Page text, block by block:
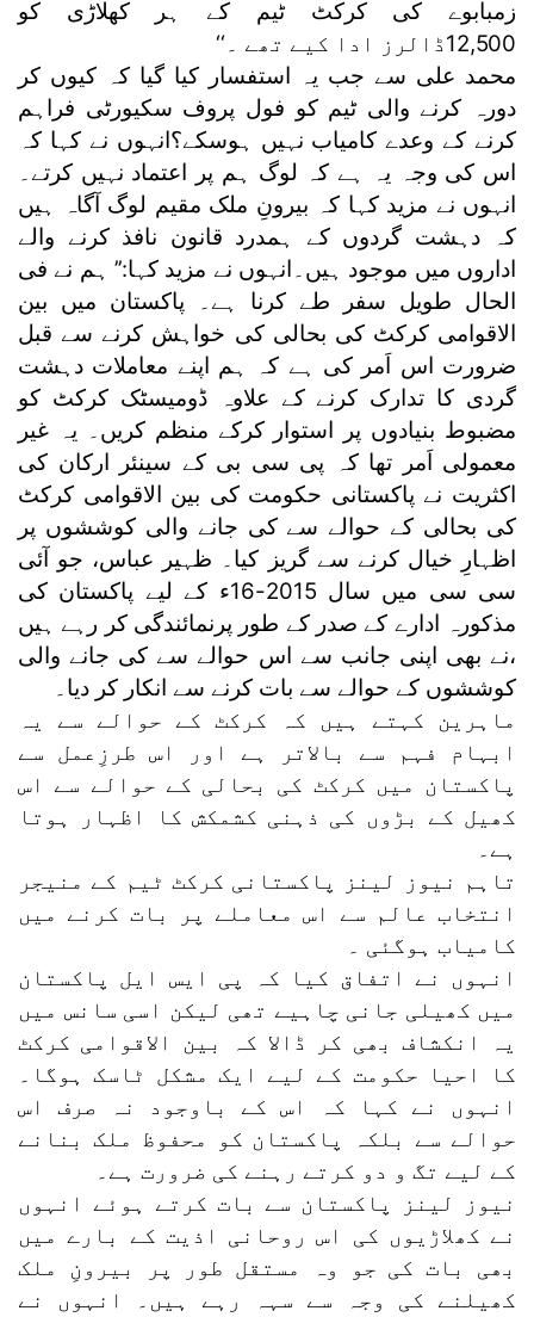
زمبابوے کی کرکٹ ٹیم کے ہر کھلاڑی کو
12,500ڈالرز ادا کیے تھے ۔‘‘
محمد علی سے جب یہ استفسار کیا گیا کہ کیوں کر
دورہ کرنے والی ٹیم کو فول پروف سکیورٹی فراہم
کرنے کے وعدے کامیاب نہیں ہوسکے؟انہوں نے کہا کہ
اس کی وجہ یہ ہے کہ لوگ ہم پر اعتماد نہیں کرتے۔
انہوں نے مزید کہا کہ بیرونِ ملک مقیم لوگ آگاہ ہیں
کہ دہشت گردوں کے ہمدرد قانون نافذ کرنے والے
اداروں میں موجود ہیں۔انہوں نے مزید کہا:’’ ہم نے فی
الحال طویل سفر طے کرنا ہے۔ پاکستان میں بین
الاقوامی کرکٹ کی بحالی کی خواہش کرنے سے قبل
ضرورت اس اَمر کی ہے کہ ہم اپنے معاملات دہشت
گردی کا تدارک کرنے کے علاوہ ڈومیسٹک کرکٹ کو
مضبوط بنیادوں پر استوار کرکے منظم کریں۔ یہ غیر
معمولی اَمر تھا کہ پی سی بی کے سینئر ارکان کی
اکثریت نے پاکستانی حکومت کی بین الاقوامی کرکٹ
کی بحالی کے حوالے سے کی جانے والی کوششوں پر
اظہارِ خیال کرنے سے گریز کیا۔ ظہیر عباس، جو آئی
سی سی میں سال 2015-16ء کے لیے پاکستان کی
مذکورہ ادارے کے صدر کے طور پرنمائندگی کر رہے ہیں
،نے بھی اپنی جانب سے اس حوالے سے کی جانے والی
کوششوں کے حوالے سے بات کرنے سے انکار کر دیا۔
ماہرین کہتے ہیں کہ کرکٹ کے حوالے سے یہ
ابہام فہم سے بالاتر ہے اور اس طرزِعمل سے
پاکستان میں کرکٹ کی بحالی کے حوالے سے اس
کھیل کے بڑوں کی ذہنی کشمکش کا اظہار ہوتا
ہے۔
تاہم نیوز لینز پاکستانی کرکٹ ٹیم کے منیجر
انتخاب عالم سے اس معاملے پر بات کرنے میں
کامیاب ہوگئی ۔
انہوں نے اتفاق کیا کہ پی ایس ایل پاکستان
میں کھیلی جانی چاہیے تھی لیکن اسی سانس میں
یہ انکشاف بھی کر ڈالا کہ بین الاقوامی کرکٹ
کا احیا حکومت کے لیے ایک مشکل ٹاسک ہوگا۔
انہوں نے کہا کہ اس کے باوجود نہ صرف اس
حوالے سے بلکہ پاکستان کو محفوظ ملک بنانے
کے لیے تگ و دو کرتے رہنے کی ضرورت ہے۔
نیوز لینز پاکستان سے بات کرتے ہوئے انہوں
نے کھلاڑیوں کی اس روحانی اذیت کے بارے میں
بھی بات کی جو وہ مستقل طور پر بیرونِ ملک
کھیلنے کی وجہ سے سہہ رہے ہیں۔ انہوں نے